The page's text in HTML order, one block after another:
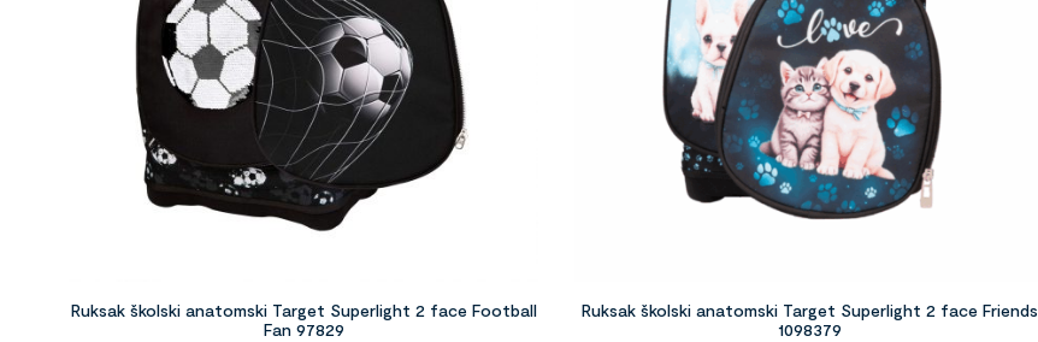
Ruksak školski anatomski Target Superlight 2 face Football
Fan 97829
Ruksak školski anatomski Target Superlight 2 face Friends
1098379